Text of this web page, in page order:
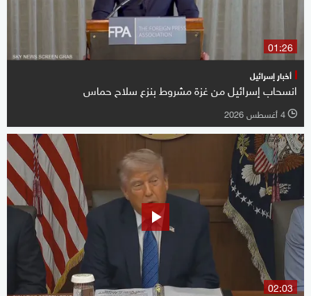
01:26
أخبار إسرائيل
انسحاب إسرائيل من غزة مشروط بنزع سلاح حماس
l 4 أغسطس 2026
02:03